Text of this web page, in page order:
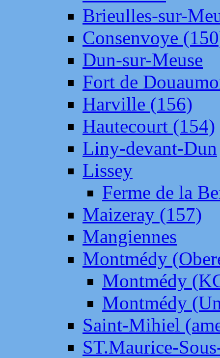
Brieulles-sur-
Consenvoye
Dun-sur-Meuse
Fort de
Harville (156)
Hautecourt (154)
Liny-devant-Dun
Lissey
Ferme de la
Maizeray (157)
Mangiennes
Montmédy
Montmédy
Montmédy
Saint-Mihiel
ST.Maurice-